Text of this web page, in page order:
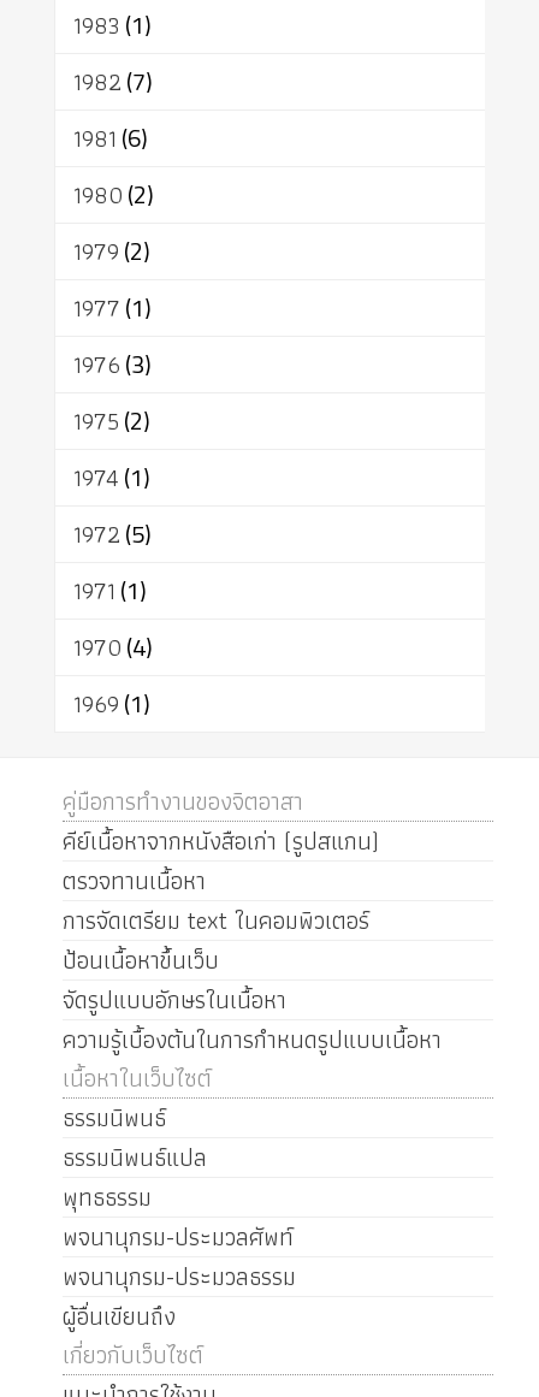
1983 (1)
1982(7)
1981 (6)
1980(2)
1979(2)
1977(1)
1976(3)
1975(2)
1974(1)
1972(5)
1971 (1)
1970(4)
1969(1)
คู่มือการทำงานของจิตอาสา
คีย์เนื้อหาจากหนังสือเก่า (รูปสแกน)
ตรวจทานเนื้อหา
การจัดเตรียม text ในคอมพิวเตอร์
ป้อนเนื้อหาขึ้นเว็บ
จัดรูปแบบอักษรในเนื้อหา
ความรู้เบื้องต้นในการกำหนดรูปแบบเนื้อหา
เนื้อหาในเว็บไซต์
ธรรมนิพนธ์
ธรรมนิพนธ์แปล
พุทธธรรม
พจนานุกรม-ประมวลศัพท์
พจนานุกรม-ประมวลธรรม
ผู้อื่นเขียนถึง
เกี่ยวกับเว็บไซต์